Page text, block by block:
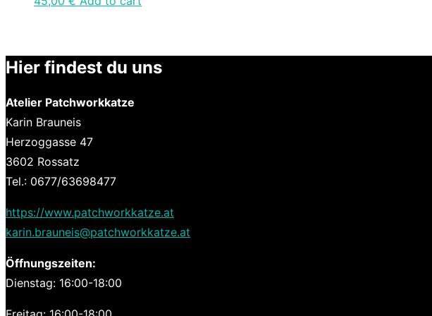
Hier findest du uns
Atelier Patchworkkatze
Karin Brauneis
Herzoggasse 47
3602 Rossatz
Tel.: 0677/63698477
https://www.patchworkkatze.at
karin.brauneis@patchworkkatze.at
Öffnungszeiten:
Dienstag: 16:00-18:00